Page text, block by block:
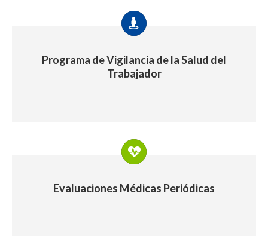
Programa de Vigilancia de la Salud del
Trabajador
Evaluaciones Médicas Periódicas